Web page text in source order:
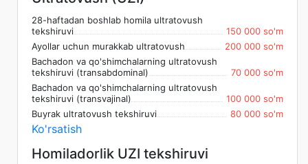
28-haftadan boshlab homila ultratovush
tekshiruvi
150 000 so'm
Ayollar uchun murakkab ultratovush
200 000 so'm
Bachadon va qo'shimchalarning ultratovush
tekshiruvi (transabdominal)
70 000 so'm
Bachadon va qo'shimchalarning ultratovush
tekshiruvi (transvajinal)
100 000 so'm
Buyrak ultratovush tekshiruvi
80 000 so'm
Ko'rsatish
Homiladorlik UZI tekshiruvi